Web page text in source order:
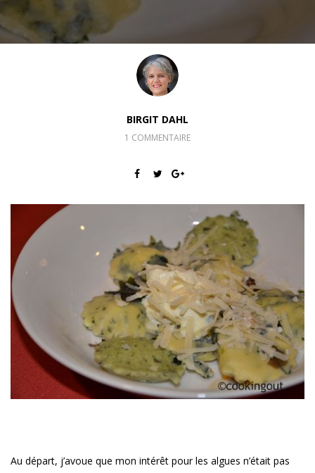
BIRGIT DAHL
1 COMMENTAIRE
Au départ, j’avoue que mon intérêt pour les algues n’était pas